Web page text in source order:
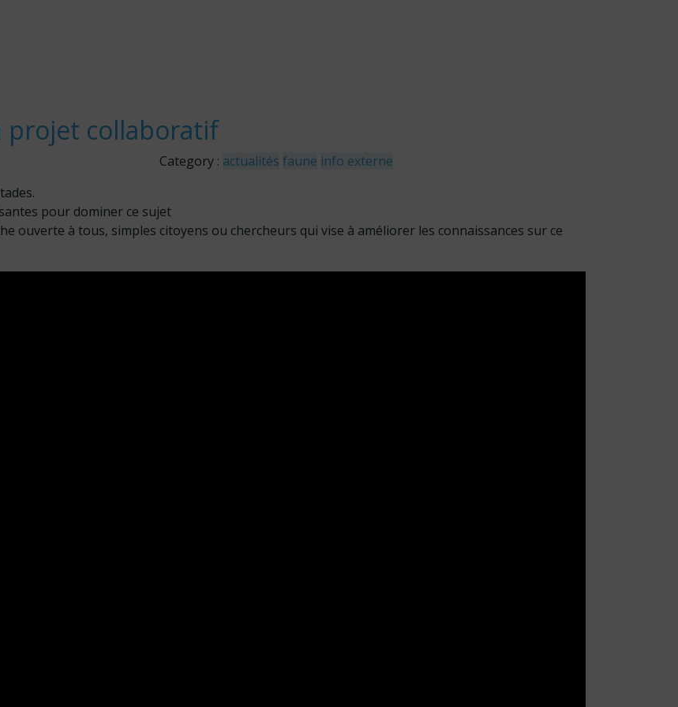
projet collaboratif
Category : actualités faune info externe
pour dominer ce sujet
ouverte à tous, simples citoyens ou chercheurs qui vise à améliorer les connaissances sur ce